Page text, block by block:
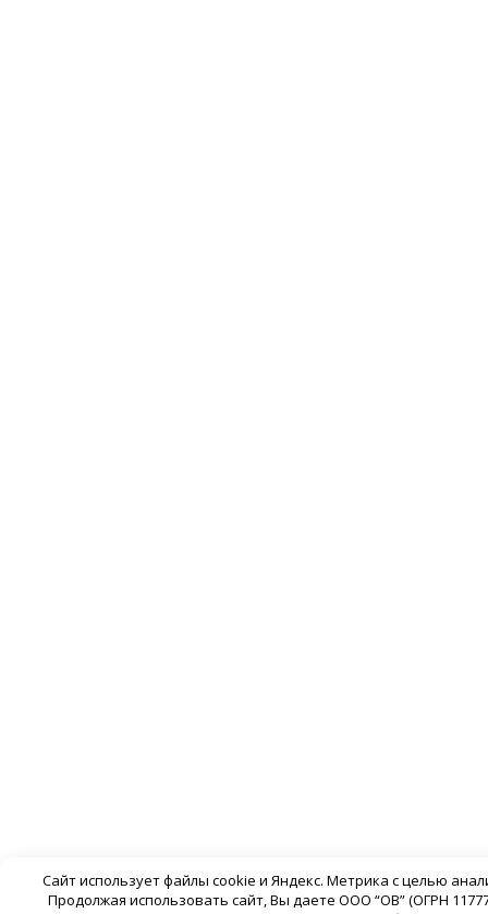
Сайт использует файлы cookie и Яндекс. Метрика с целью
Продолжая использовать сайт, Вы даете ООО “ОВ” (ОГРН